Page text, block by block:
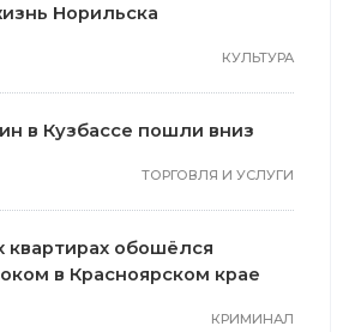
Норильска
КУЛЬТУРА
в Кузбассе пошли вниз
ТОРГОВЛЯ И УСЛУГИ
квартирах обошёлся
в Красноярском крае
КРИМИНАЛ